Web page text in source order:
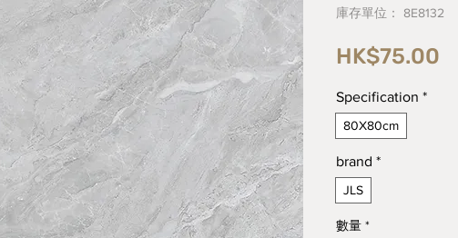
庫存單位： 8E8132
HK$75.00
Specification *
80X80cm
brand *
JLS
數量 *